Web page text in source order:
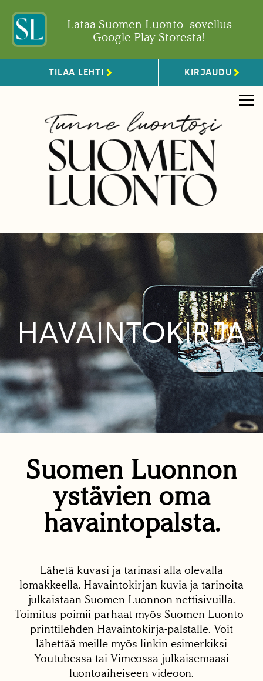
Lataa Suomen Luonto -sovellus
Google Play Storesta!
TILAA LEHTI KIRJAUDU
HAVAINTOKIRJA
Suomen Luonnon
ystävien oma
havaintopalsta.
Lähetä kuvasi ja tarinasi alla olevalla
lomakkeella. Havaintokirjan kuvia ja tarinoita
julkaistaan Suomen Luonnon nettisivuilla.
Toimitus poimii parhaat myös Suomen Luonto -
printtilehden Havaintokirja-palstalle. Voit
lähettää meille myös linkin esimerkiksi
Youtubessa tai Vimeossa julkaisemaasi
luontoaiheiseen videoon.